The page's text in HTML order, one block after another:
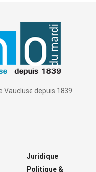
Vaucluse depuis 1839
Juridique
Politique &